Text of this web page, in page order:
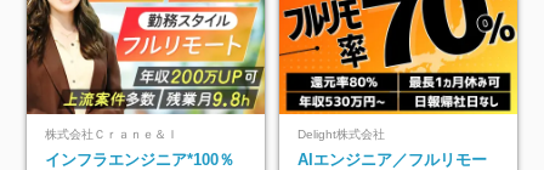
株式会社Ｃｒａｎｅ＆Ｉ
インフラエンジニア*100％
Delight株式会社
AIエンジニア／フルリモー